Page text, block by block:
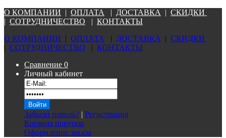
О КОМПАНИИ | ОПЛАТА | ДОСТАВКА | СКИДКИ
| СОТРУДНИЧЕСТВО | КОНТАКТЫ
О КОМПАНИИ | ОПЛАТА | ДОСТАВКА | СКИДКИ
| СОТРУДНИЧЕСТВО | КОНТАКТЫ
Сравнение 0
Личный кабинет
Забыли пароль? | Регистрация
Корзина покупок
Оформление заказа